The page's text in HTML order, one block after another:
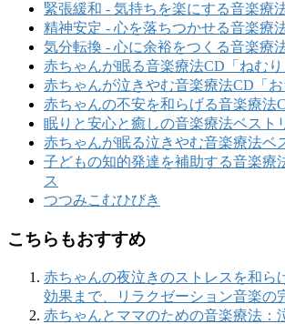
緊張緩和 - 気持ちを楽にする音楽療
精神安定 - 心を落ちつかせる音楽療
気分転換 - 心に余裕をつくる音楽療
赤ちゃんが眠る音楽療法CD「ねむり
赤ちゃんが泣きやむ音楽療法CD「お
赤ちゃんの不安を和らげる音楽療法
眠りと安心と癒しの音楽療法ベスト
赤ちゃんが眠る泣きやむ音楽療法ベ
子どもの知的発達を補助する音楽療
ス
つつみこむひびき
こちらもおすすめ
赤ちゃんの夜泣きのストレスを和ら
効果まで、リラクゼーション音楽の
赤ちゃんとママのための音楽療法：